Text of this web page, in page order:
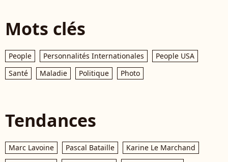
Mots clés
People Personnalités Internationales
People USA
Santé
Maladie Politique Photo
Tendances
Marc Lavoine Pascal Bataille
Karine Le Marchand